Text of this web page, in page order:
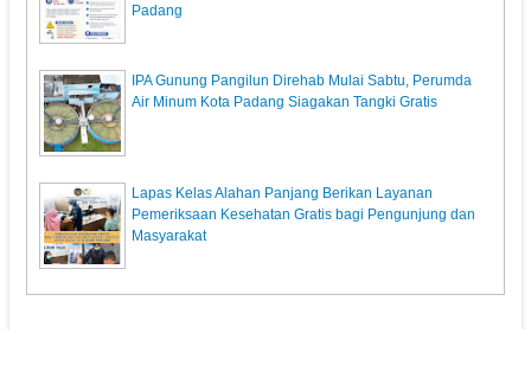
Padang
IPA Gunung Pangilun Direhab Mulai Sabtu, Perumda
Air Minum Kota Padang Siagakan Tangki Gratis
Lapas Kelas Alahan Panjang Berikan Layanan
Pemeriksaan Kesehatan Gratis bagi Pengunjung dan
Masyarakat